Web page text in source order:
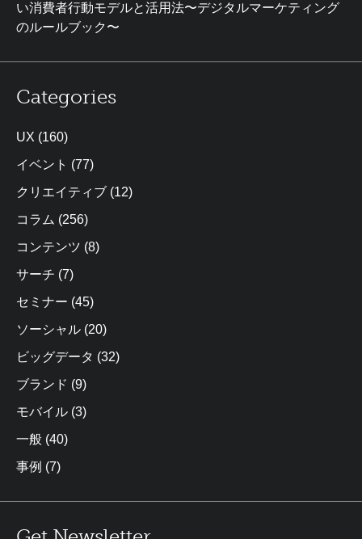
い消費者行動モデルと活用法〜デジタルマーケティング
のルールブック〜
Categories
UX (160)
イベント (77)
クリエイティブ (12)
コラム (256)
コンテンツ (8)
サーチ (7)
セミナー (45)
ソーシャル (20)
ビッグデータ (32)
ブランド (9)
モバイル (3)
一般 (40)
事例 (7)